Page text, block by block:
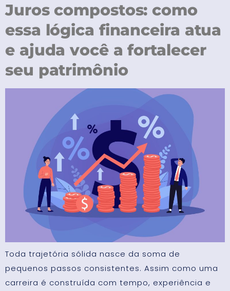
Juros compostos: como
essa lógica financeira atua
e ajuda você a fortalecer
seu patrimônio
Toda trajetória sólida nasce da soma de
pequenos passos consistentes. Assim como uma
carreira é construída com tempo, experiência e